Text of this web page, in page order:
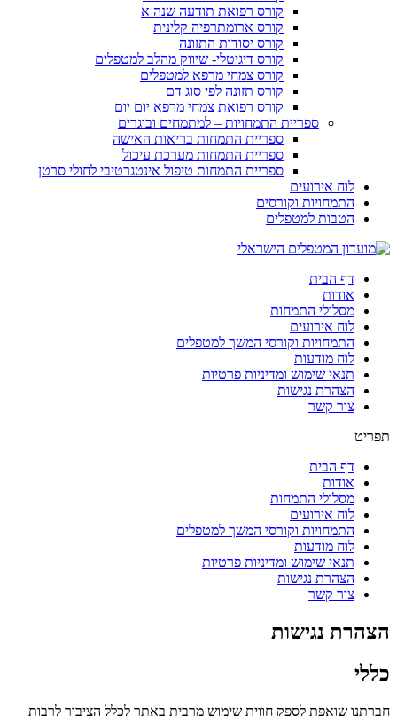
קורס רפואת תודעה שנה א
קורס ארומתרפיה קלינית
קורס יסודות התזונה
קורס דיגיטלי- שיווק מהלב למטפלים
קורס צמחי מרפא למטפלים
קורס תזונה לפי סוג דם
קורס רפואת צמחי מרפא יום יום
ספריית התמחויות – למתמחים ובוגרים
ספריית התמחות בריאות האישה
ספריית התמחות מערכת עיכול
ספריית התמחות טיפול אינטגרטיבי לחולי סרטן
לוח אירועים
התמחויות וקורסים
הטבות למטפלים
דף הבית
אודות
מסלולי התמחות
לוח אירועים
התמחויות וקורסי המשך למטפלים
לוח מודעות
תנאי שימוש ומדיניות פרטיות
הצהרת נגישות
צור קשר
תפריט
דף הבית
אודות
מסלולי התמחות
לוח אירועים
התמחויות וקורסי המשך למטפלים
לוח מודעות
תנאי שימוש ומדיניות פרטיות
הצהרת נגישות
צור קשר
הצהרת נגישות
כללי
חברתנו שואפת לספק חווית שימוש מרבית באתר לכלל הציבור לרבות